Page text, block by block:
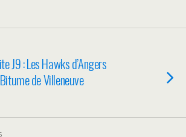
J9 : Les Hawks d’Angers
de Villeneuve